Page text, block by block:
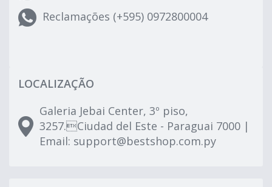
Reclamações (+595) 0972800004
LOCALIZAÇÃO
Galeria Jebai Center, 3º piso,
3257.Ciudad del Este - Paraguai 7000 |
Email: support@bestshop.com.py